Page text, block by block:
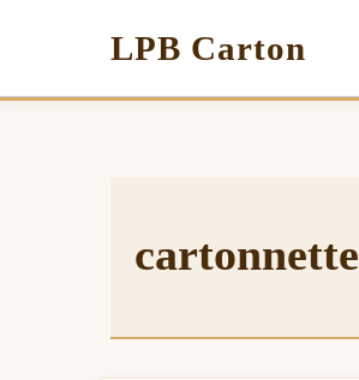
LPB Carton
cartonnette